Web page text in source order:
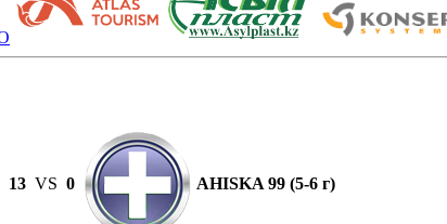
13 VS 0 AHISKA 99 (5-6 г)